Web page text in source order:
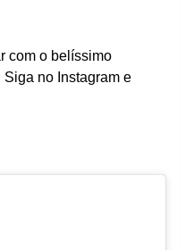
com o belíssimo
no Instagram e